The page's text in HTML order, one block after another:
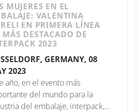
MUJERES EN EL
VALENTINA
EN PRIMERA LÍNEA
MÁS DESTACADO DE
2023
GERMANY, 08
2023
año, en el evento más
del mundo para la
del embalaje, interpack,